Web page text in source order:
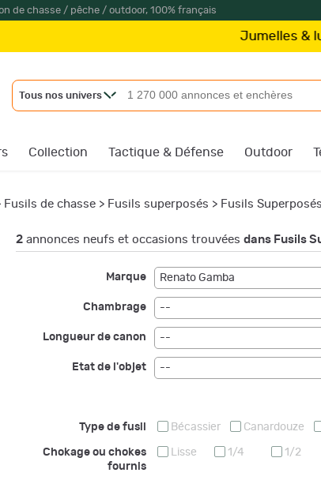
de chasse / pêche / outdoor, 100% français
Jumelles & lunette
Tous nos univers
Collection Tactique & Défense Outdoor
Fusils de chasse > Fusils superposés > Fusils
2 annonces neufs et occasions trouvées dans Fusils
Marque Renato Gamba
Chambrage --
Longueur de canon --
Etat de l'objet --
Type de fusil Bécassier Canardouze
Chokage ou chokes
fournis
Lisse 1/4 1/2